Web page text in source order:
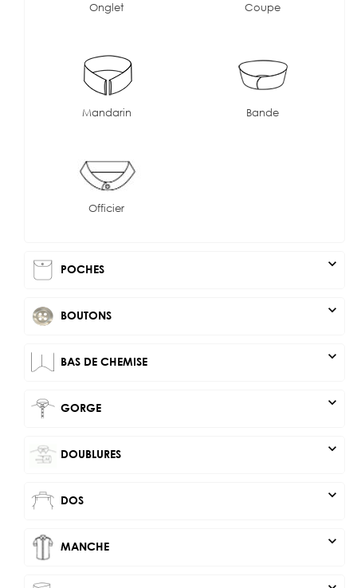
Onglet Coupe
Mandarin Bande
Officier
POCHES expand_more
BOUTONS expand_more
BAS DE CHEMISE expand_more
GORGE expand_more
DOUBLURES expand_more
DOS expand_more
MANCHE expand_more